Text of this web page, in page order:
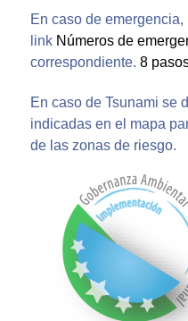
En caso de
link Números de
correspondiente. 8
En caso de Tsunami se
indicadas en el mapa
de las zonas de riesgo.